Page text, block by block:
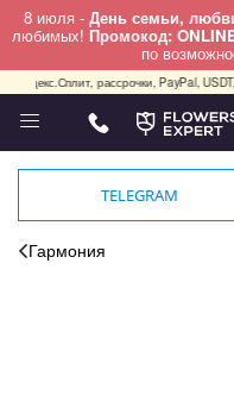
8 июля - День семьи,
любимых! Промокод:
по
рассрочки, PayPal, USDT,
Телефон
+7 (495) 982-55-05
TELEGRAM
Гармония